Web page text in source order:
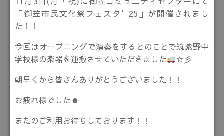
「御笠市民文化祭フェスタ’25」が開催されまし
た！！
今回はオープニングで演奏をするとのことで筑紫野中
学校様の楽器を運搬させていただきました
☆彡
朝早くから皆さんありがとうございました！！
お疲れ様でした☻
またのご利用お待ちしております！！